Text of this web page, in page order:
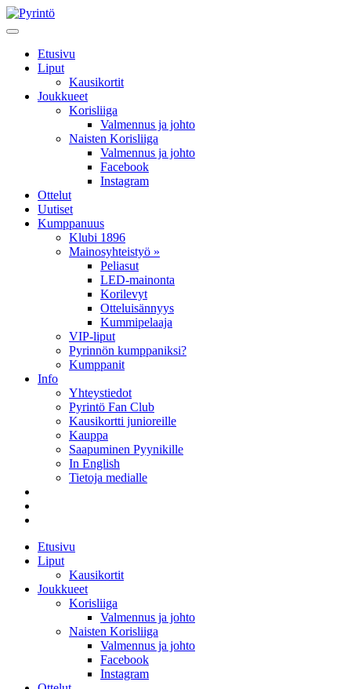
Etusivu
Liput
Kausikortit
Joukkueet
Korisliiga
Valmennus ja johto
Naisten Korisliiga
Valmennus ja johto
Facebook
Instagram
Ottelut
Uutiset
Kumppanuus
Klubi 1896
Mainosyhteistyö »
Peliasut
LED-mainonta
Korilevyt
Otteluisännyys
Kummipelaaja
VIP-liput
Pyrinnön kumppaniksi?
Kumppanit
Info
Yhteystiedot
Pyrintö Fan Club
Kausikortti junioreille
Kauppa
Saapuminen Pyynikille
In English
Tietoja medialle
Etusivu
Liput
Kausikortit
Joukkueet
Korisliiga
Valmennus ja johto
Naisten Korisliiga
Valmennus ja johto
Facebook
Instagram